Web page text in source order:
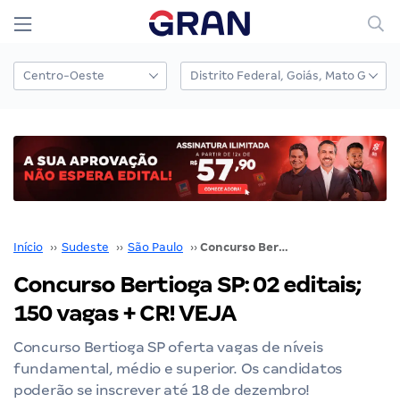
Início ›› Sudeste ›› São Paulo ›› Concurso Bertioga SP: 02 editais; 150 vagas + CR! VEJA
Concurso Bertioga SP: 02 editais;
150 vagas + CR! VEJA
Concurso Bertioga SP oferta vagas de níveis
fundamental, médio e superior. Os candidatos
poderão se inscrever até 18 de dezembro!